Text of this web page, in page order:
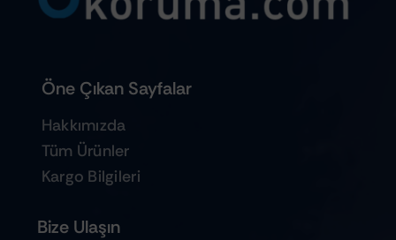
Öne Çıkan Sayfalar
Hakkımızda
Tüm Ürünler
Kargo Bilgileri
Bize Ulaşın